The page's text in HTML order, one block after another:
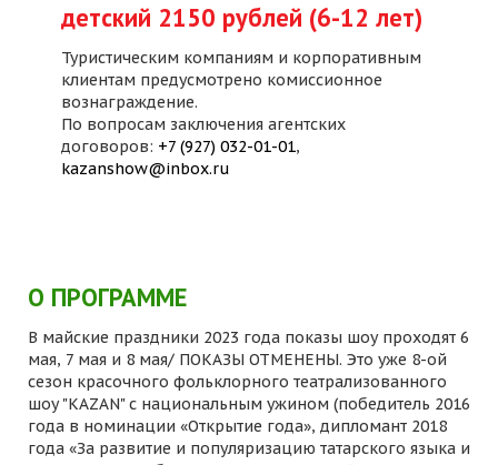
детский 2150 рублей (6-12 лет)
Туристическим компаниям и корпоративным
клиентам предусмотрено комиссионное
вознаграждение.
По вопросам заключения агентских
договоров: +7 (927) 032-01-01,
kazanshow@inbox.ru
О ПРОГРАММЕ
В майские праздники 2023 года показы шоу проходят 6
мая, 7 мая и 8 мая/ ПОКАЗЫ ОТМЕНЕНЫ. Это уже 8-ой
сезон красочного фольклорного театрализованного
шоу "KAZAN" с национальным ужином (победитель 2016
года в номинации «Открытие года», дипломант 2018
года «За развитие и популяризацию татарского языка и